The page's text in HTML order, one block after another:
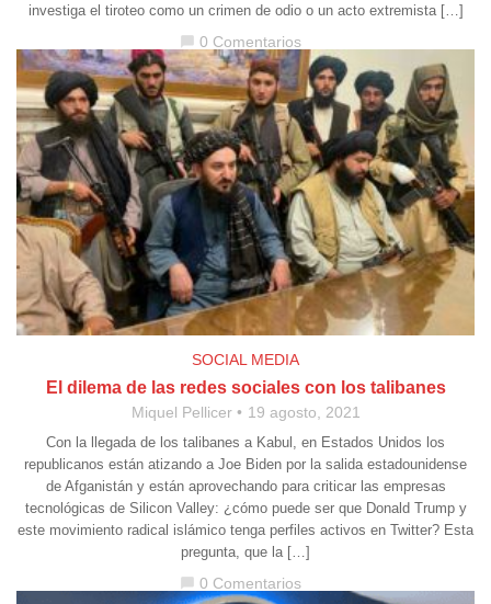
investiga el tiroteo como un crimen de odio o un acto extremista […]
0 Comentarios
SOCIAL MEDIA
El dilema de las redes sociales con los talibanes
Miquel Pellicer 19 agosto, 2021
Con la llegada de los talibanes a Kabul, en Estados Unidos los
republicanos están atizando a Joe Biden por la salida estadounidense
de Afganistán y están aprovechando para criticar las empresas
tecnológicas de Silicon Valley: ¿cómo puede ser que Donald Trump y
este movimiento radical islámico tenga perfiles activos en Twitter? Esta
pregunta, que la […]
chat_bubble 0 Comentarios